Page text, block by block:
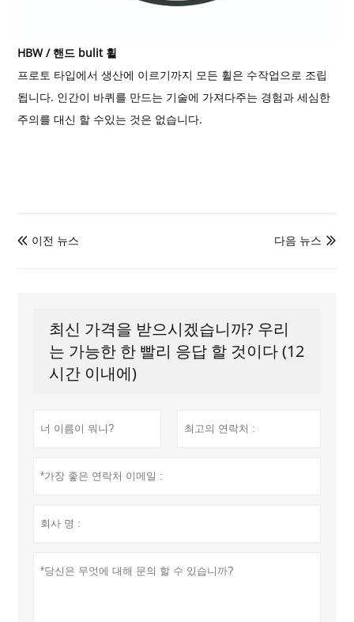
HBW / 핸드 bulit 휠
프로토 타입에서 생산에 이르기까지 모든 휠은 수작업으로 조립
됩니다. 인간이 바퀴를 만드는 기술에 가져다주는 경험과 세심한
주의를 대신 할 수있는 것은 없습니다.
 이전 뉴스 
다음 뉴스
최신 가격을 받으시겠습니까? 우리
는 가능한 한 빨리 응답 할 것이다 (12
시간 이내에)